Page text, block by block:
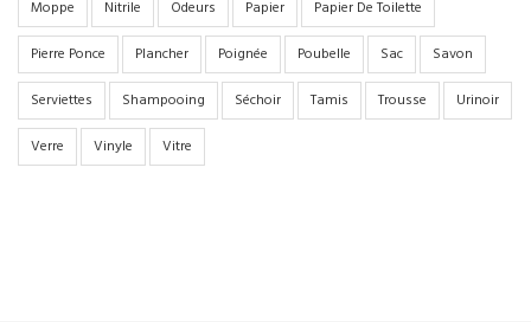
Moppe
Nitrile Odeurs Papier
Papier De Toilette
Pierre Ponce
Plancher Poignée Poubelle Sac
Savon
Serviettes
Shampooing Séchoir Tamis Trousse
Urinoir
Verre
Vinyle Vitre